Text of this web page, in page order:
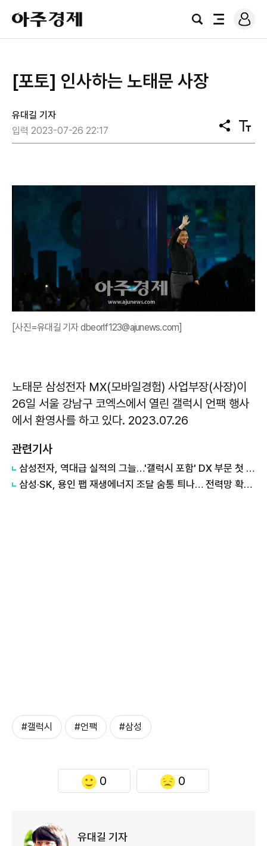
아
주
경
검
전
로
그
[포토] 인사하는 노태문 사장
유대길 기자
입력 2023-07-26 22:17
공
유
텍
스
[사진=유대길 기자 dbeorlf123@ajunews.com]
노태문 삼성전자 MX(모바일경험) 사업부장(사장)이
26일 서울 강남구 코엑스에서 열린 갤럭시 언팩 행사
에서 환영사를 하고 있다. 2023.07.26
관련기사
삼성전자, 역대급 실적의 그늘…'갤럭시 포함' DX 부문 첫 적자
삼성·SK, 용인 팹 재생에너지 조달 숨통 틔나… 전력망 확충에 에너지 리스크 완화 기대
#갤럭시 #언팩 #삼성
0 0
유대길 기자